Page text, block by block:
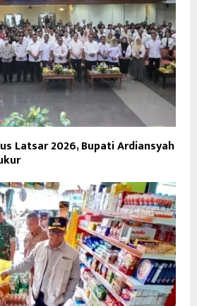
Latsar 2026, Bupati Ardiansyah